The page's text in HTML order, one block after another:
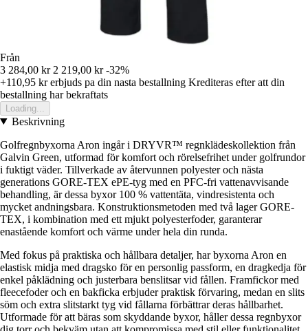
Från
3 284,00 kr 2 219,00 kr -32%
+110,95 krerbjuds pa din nasta bestallning Krediteras efter att din
bestallning har bekraftats
Loading...
Beskrivning
Golfregnbyxorna Aron ingår i DRYVR™ regnklädeskollektion från
Galvin Green, utformad för komfort och rörelsefrihet under golfrundor
i fuktigt väder. Tillverkade av återvunnen polyester och nästa
generations GORE-TEX ePE-tyg med en PFC-fri vattenavvisande
behandling, är dessa byxor 100 % vattentäta, vindresistenta och
mycket andningsbara. Konstruktionsmetoden med två lager GORE-
TEX, i kombination med ett mjukt polyesterfoder, garanterar
enastående komfort och värme under hela din runda.
Med fokus på praktiska och hållbara detaljer, har byxorna Aron en
elastisk midja med dragsko för en personlig passform, en dragkedja för
enkel påklädning och justerbara benslitsar vid fållen. Framfickor med
fleecefoder och en bakficka erbjuder praktisk förvaring, medan en slits
söm och extra slitstarkt tyg vid fållarna förbättrar deras hållbarhet.
Utformade för att bäras som skyddande byxor, håller dessa regnbyxor